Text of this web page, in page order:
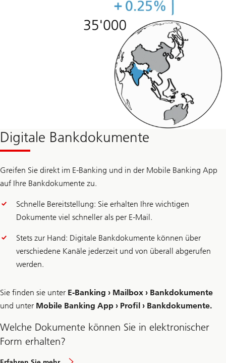
Digitale Bankdokumente
Greifen Sie direkt im E-Banking und in der Mobile Banking App
auf Ihre Bankdokumente zu.
Schnelle Bereitstellung: Sie erhalten Ihre wichtigen
Dokumente viel schneller als per E-Mail.
Stets zur Hand: Digitale Bankdokumente können über
verschiedene Kanäle jederzeit und von überall abgerufen
werden.
Sie finden sie unter E-Banking › Mailbox › Bankdokumente
und unter Mobile Banking App › Profil › Bankdokumente.
Welche Dokumente können Sie in elektronischer
Form erhalten?